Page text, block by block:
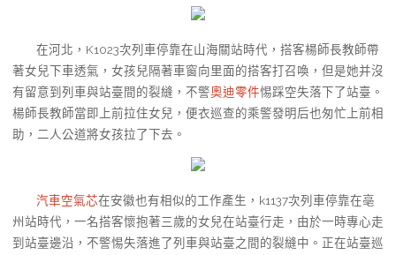
在河北，K1023次列車停靠在山海關站時代，搭客楊師長教師帶
著女兒下車透氣，女孩兒隔著車窗向里面的搭客打召喚，但是她并沒
有留意到列車與站臺間的裂縫，不警奧迪零件惕踩空失落下了站臺。
楊師長教師當即上前拉住女兒，便衣巡查的乘警發明后也匆忙上前相
助，二人公道將女孩拉了下去。
汽車空氣芯在安徽也有相似的工作產生，k1137次列車停靠在亳
州站時代，一名搭客懷抱著三歲的女兒在站臺行走，由於一時專心走
到站臺邊沿，不警惕失落進了列車與站臺之間的裂縫中。正在站臺巡